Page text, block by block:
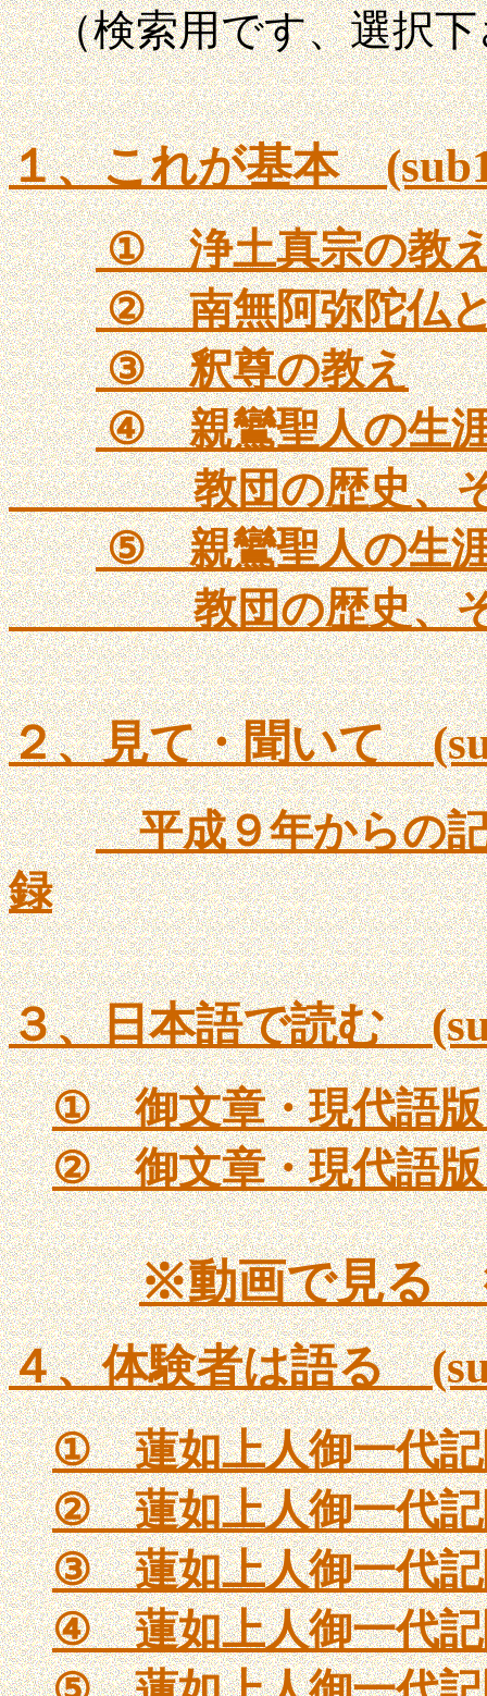
（検索用です、選択下
１、これが基本
①浄土真宗の
②南無阿弥陀仏
③釈尊の教え
④親鸞聖人の生
教団の歴史、そ
⑤親鸞聖人の生
教団の歴史、そ
２、見て・聞いて
平成９年からの
録
３、日本語で読む
①御文章・現代語版
②御文章・現代語版
※動画で見る
４、体験者は語る
①蓮如上人御一代
②蓮如上人御一代
③蓮如上人御一代
④蓮如上人御一代